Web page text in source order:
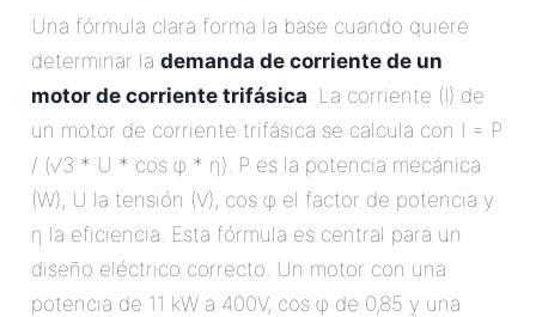
Una fórmula clara forma la base cuando quiere
determinar la demanda de corriente de un
motor de corriente trifásica: La corriente (I) de
un motor de corriente trifásica se calcula con I = P
/ (√3 * U * cos φ * η). P es la potencia mecánica
(W), U la tensión (V), cos φ el factor de potencia y
η la eficiencia. Esta fórmula es central para un
diseño eléctrico correcto. Un motor con una
potencia de 11 kW a 400V, cos φ de 0,85 y una